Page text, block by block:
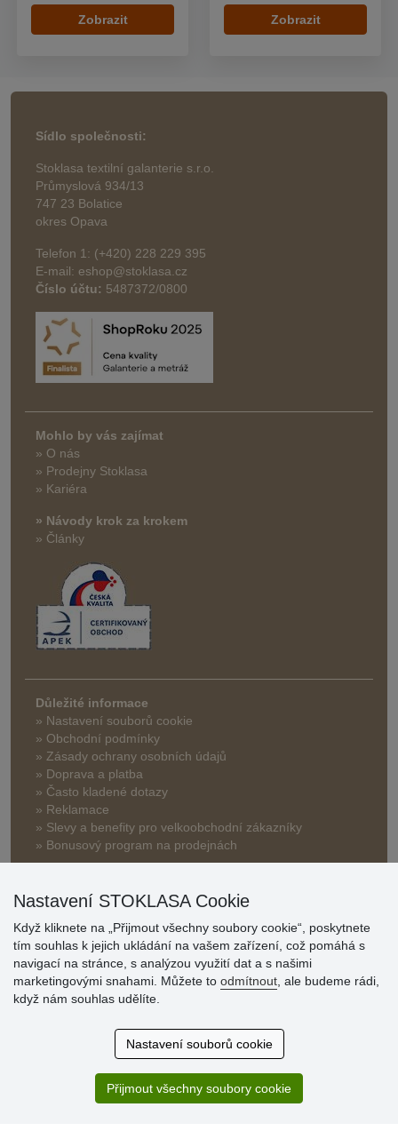
Zobrazit Zobrazit
Sídlo společnosti:
Stoklasa textilní galanterie s.r.o.
Průmyslová 934/13
747 23 Bolatice
okres Opava
Telefon 1: (+420) 228 229 395
E-mail: eshop@stoklasa.cz
Číslo účtu: 5487372/0800
Mohlo by vás zajímat
» O nás
» Prodejny Stoklasa
» Kariéra
» Návody krok za krokem
» Články
Důležité informace
» Nastavení souborů cookie
» Obchodní podmínky
» Zásady ochrany osobních údajů
» Doprava a platba
» Často kladené dotazy
» Reklamace
» Slevy a benefity pro velkoobchodní zákazníky
» Bonusový program na prodejnách
Hodnocení
zákazníků
Super obchod, kvalitní zboží za slušné ceny. Vřele
Nastavení STOKLASA Cookie
Když kliknete na „Přijmout všechny soubory cookie“, poskytnete
tím souhlas k jejich ukládání na vašem zařízení, což pomáhá s
navigací na stránce, s analýzou využití dat a s našimi
marketingovými snahami. Můžete to odmítnout , ale budeme rádi,
když nám souhlas udělíte.
Nastavení souborů cookie
Přijmout všechny soubory cookie